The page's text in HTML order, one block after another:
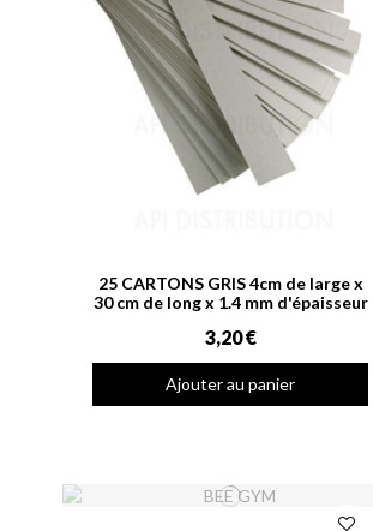
25 CARTONS GRIS 4cm de large x
30 cm de long x 1.4 mm d'épaisseur
3,20 €
Ajouter au panier